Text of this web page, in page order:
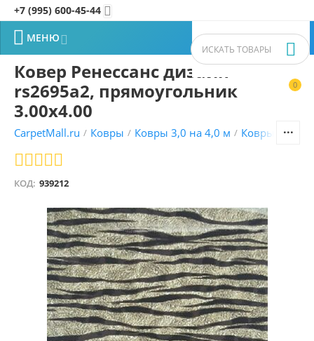
+7 (995) 600-45-44 
0


 МЕНЮ
Ковер Ренессанс дизайн
rs2695a2, прямоугольник
3.00x4.00
CarpetMall.ru / Ковры / Ковры 3,0 на 4,0 м / Ковры
КОД: 939212